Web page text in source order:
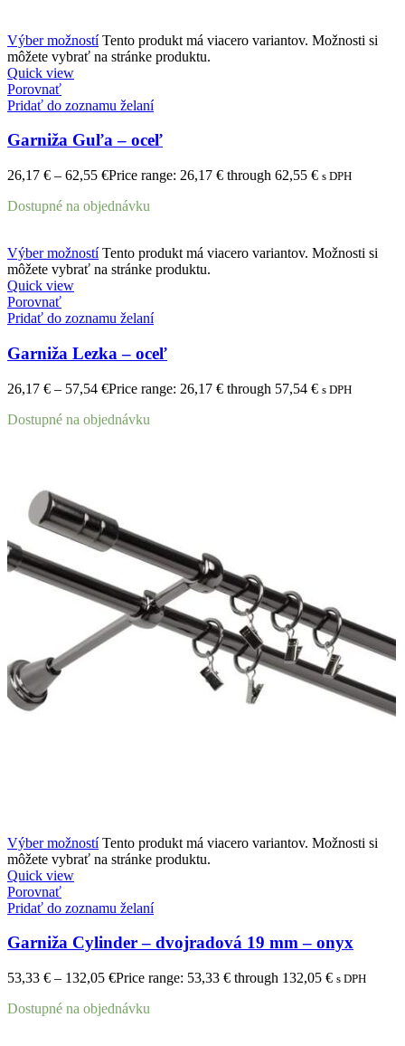
Výber možností Tento produkt má viacero variantov. Možnosti si
môžete vybrať na stránke produktu.
Quick view
Porovnať
Pridať do zoznamu želaní
Garniža Guľa – oceľ
26,17 € – 62,55 €Price range: 26,17 € through 62,55 € s DPH
Dostupné na objednávku
Výber možností Tento produkt má viacero variantov. Možnosti si
môžete vybrať na stránke produktu.
Quick view
Porovnať
Pridať do zoznamu želaní
Garniža Lezka – oceľ
26,17 € – 57,54 €Price range: 26,17 € through 57,54 € s DPH
Dostupné na objednávku
Výber možností Tento produkt má viacero variantov. Možnosti si
môžete vybrať na stránke produktu.
Quick view
Porovnať
Pridať do zoznamu želaní
Garniža Cylinder – dvojradová 19 mm – onyx
53,33 € – 132,05 €Price range: 53,33 € through 132,05 € s DPH
Dostupné na objednávku